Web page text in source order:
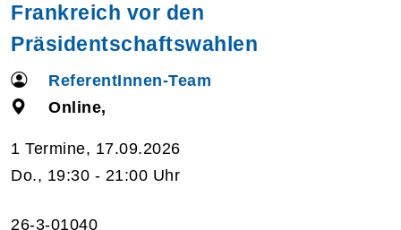
Frankreich vor den
Präsidentschaftswahlen
ReferentInnen-Team
Online,
1 Termine, 17.09.2026
Do., 19:30 - 21:00 Uhr
26-3-01040